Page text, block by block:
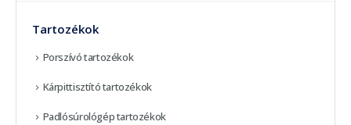
Tartozékok
Porszívó tartozékok
Kárpittisztító tartozékok
Padlósúrológép tartozékok